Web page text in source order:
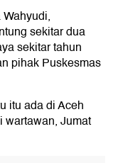
sekitar dua
sekitar tahun
pihak Puskesmas
itu ada di Aceh
wartawan, Jumat